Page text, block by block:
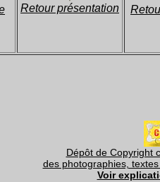
Retour présentation
Dépôt de Copyright
des photographies,
Voir